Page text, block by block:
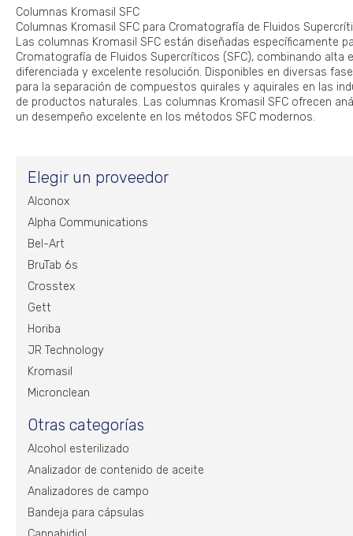
Columnas Kromasil SFC
Columnas Kromasil SFC para Cromatografía de Fluidos
Las columnas Kromasil SFC están diseñadas específicamente
Cromatografía de Fluidos Supercríticos (SFC), combinando alta
diferenciada y excelente resolución. Disponibles en diversas
para la separación de compuestos quirales y aquirales en las
de productos naturales. Las columnas Kromasil SFC ofrecen
un desempeño excelente en los métodos SFC modernos.
Elegir un proveedor
Alconox
Alpha Communications
Bel-Art
BruTab 6s
Crosstex
Gett
Horiba
JR Technology
Kromasil
Micronclean
Otras categorías
Alcohol esterilizado
Analizador de contenido de aceite
Analizadores de campo
Bandeja para cápsulas